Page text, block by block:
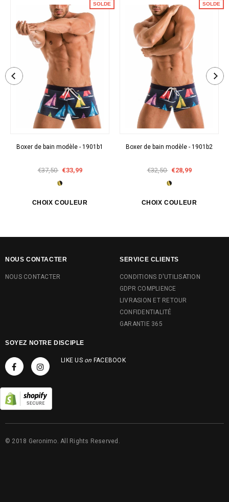
SOLDE
Boxer de bain modèle - 1901b1
€37,50 €33,99
SOLDE
Boxer de bain modèle - 1901b2
€32,50 €28,99
NOUS CONTACTER
NOUS CONTACTER
SERVICE CLIENTS
CONDITIONS D'UTILISATION
GDPR COMPLIENCE
LIVRASION ET RETOUR
CONFIDENTIALITÉ
GARANTIE 365
SOYEZ NOTRE DISCIPLE
LIKE US on FACEBOOK
© 2018 Geronimo. All Rights Reserved.